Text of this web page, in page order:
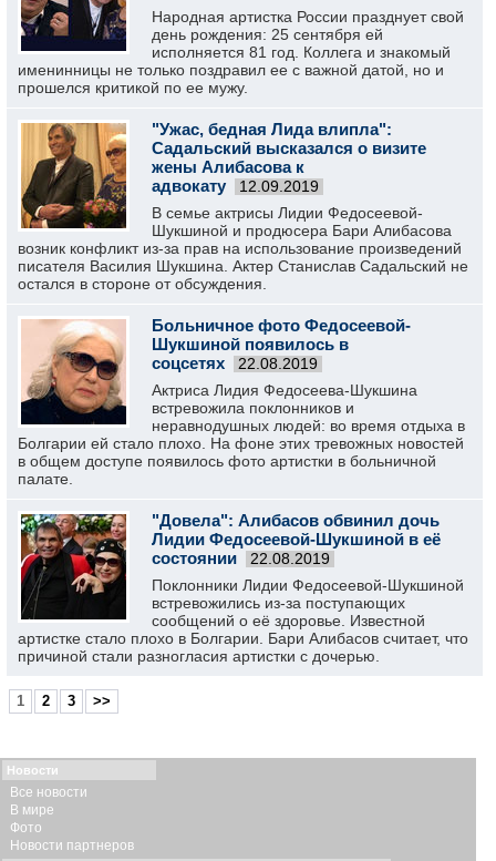
Народная артистка России празднует свой
день рождения: 25 сентября ей
исполняется 81 год. Коллега и знакомый
именинницы не только поздравил ее с важной датой, но и
прошелся критикой по ее мужу.
"Ужас, бедная Лида влипла":
Садальский высказался о визите
жены Алибасова к
адвокату
12.09.2019
В семье актрисы Лидии Федосеевой-
Шукшиной и продюсера Бари Алибасова
возник конфликт из-за прав на использование произведений
писателя Василия Шукшина. Актер Станислав Садальский не
остался в стороне от обсуждения.
Больничное фото Федосеевой-
Шукшиной появилось в
соцсетях
22.08.2019
Актриса Лидия Федосеева-Шукшина
встревожила поклонников и
неравнодушных людей: во время отдыха в
Болгарии ей стало плохо. На фоне этих тревожных новостей
в общем доступе появилось фото артистки в больничной
палате.
"Довела": Алибасов обвинил дочь
Лидии Федосеевой-Шукшиной в её
состоянии
22.08.2019
Поклонники Лидии Федосеевой-Шукшиной
встревожились из-за поступающих
сообщений о её здоровье. Известной
артистке стало плохо в Болгарии. Бари Алибасов считает, что
причиной стали разногласия артистки с дочерью.
1 2 3 >>
Новости
Все новости
В мире
Фото
Новости партнеров